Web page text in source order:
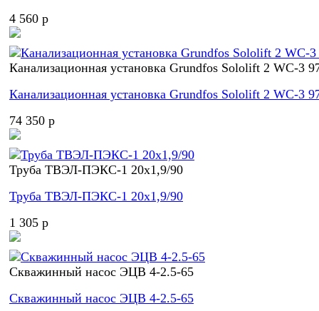
4 560 p
Канализационная установка Grundfos Sololift 2 WC-3
Канализационная установка Grundfos Sololift 2 WC-3
74 350 p
Труба ТВЭЛ-ПЭКС-1 20x1,9/90
Труба ТВЭЛ-ПЭКС-1 20x1,9/90
1 305 p
Скважинный насос ЭЦВ 4-2.5-65
Скважинный насос ЭЦВ 4-2.5-65